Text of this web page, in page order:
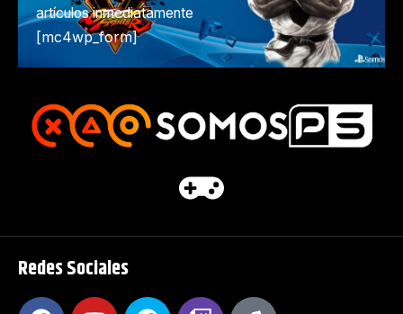
artículos inmediatamente
[mc4wp_form]
Redes Sociales